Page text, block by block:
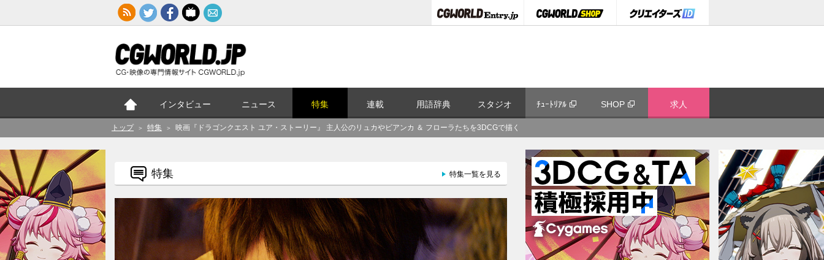
インタビュー ニュース 特集 連載 用語辞典 スタジオ ﾁｭｰﾄﾘｱﾙ SHOP 求人
トップ ＞ 特集 ＞ 映画『ドラゴンクエスト ユア・ストーリー』 主人公のリュカやビアンカ ＆ フローラたちを3DCGで描く
特集 特集一覧を見る